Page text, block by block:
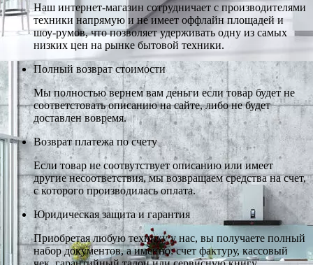
Наш интернет-магазин сотрудничает с производителями
техники напрямую и не имеет оффлайн площадей и
шоу-румов, что позволяет удерживать одну из самых
низких цен на рынке бытовой техники.
Полный возврат стоимости
Мы полностью вернем вам деньги если товар будет не
соответстовать описанию на сайте, либо не будет
доставлен вовремя.
Возврат платежа по счету
Если товар не соотвутствует описанию или имеет
другие несоответствия, мы возвращаем средства на счет,
с которого производилась оплата.
Юридическая защита и гарантия
Приобретая любую технику у нас, вы получаете полный
набор документов, а именно: счет фактуру, кассовый